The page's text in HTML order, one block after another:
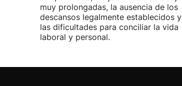
muy prolongadas, la ausencia de los
descansos legalmente establecidos y
las dificultades para conciliar la vida
laboral y personal.